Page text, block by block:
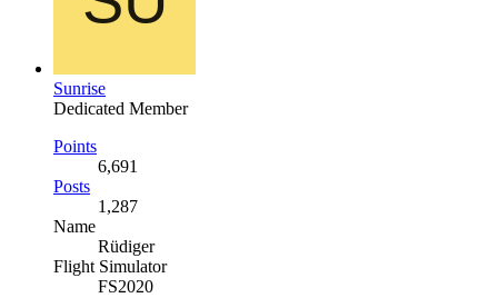
Sunrise
Dedicated Member
Points
6,691
Posts
1,287
Name
Rüdiger
Flight Simulator
FS2020